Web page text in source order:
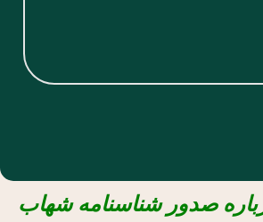
صدور شناسنامه شهاب